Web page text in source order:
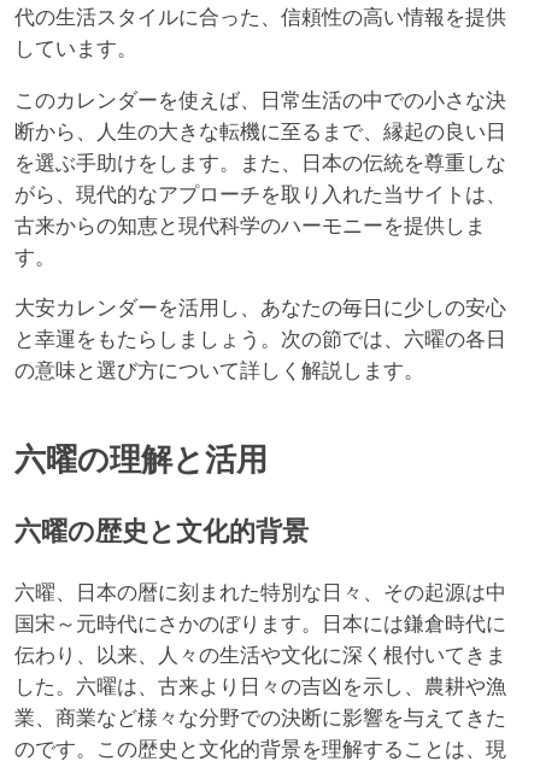
代の生活スタイルに合った、信頼性の高い情報を提供
しています。
このカレンダーを使えば、日常生活の中での小さな決
断から、人生の大きな転機に至るまで、縁起の良い日
を選ぶ手助けをします。また、日本の伝統を尊重しな
がら、現代的なアプローチを取り入れた当サイトは、
古来からの知恵と現代科学のハーモニーを提供しま
す。
大安カレンダーを活用し、あなたの毎日に少しの安心
と幸運をもたらしましょう。次の節では、六曜の各日
の意味と選び方について詳しく解説します。
六曜の理解と活用
六曜の歴史と文化的背景
六曜、日本の暦に刻まれた特別な日々、その起源は中
国宋～元時代にさかのぼります。日本には鎌倉時代に
伝わり、以来、人々の生活や文化に深く根付いてきま
した。六曜は、古来より日々の吉凶を示し、農耕や漁
業、商業など様々な分野での決断に影響を与えてきた
のです。この歴史と文化的背景を理解することは、現